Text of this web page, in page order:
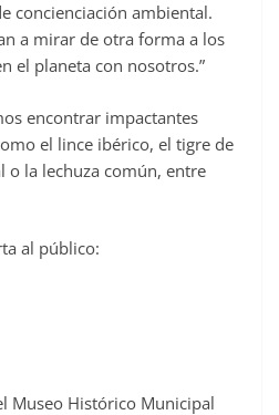
concienciación ambiental.
a mirar de otra forma a los
el planeta con nosotros.”
encontrar impactantes
el lince ibérico, el tigre de
o la lechuza común, entre
al público:
Museo Histórico Municipal